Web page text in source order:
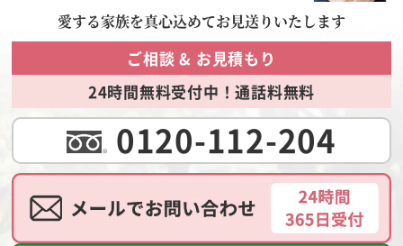
愛する家族を真心込めてお見送りいたします
ご相談 & お見積もり
24時間無料受付中！通話料無料
0120-112-204